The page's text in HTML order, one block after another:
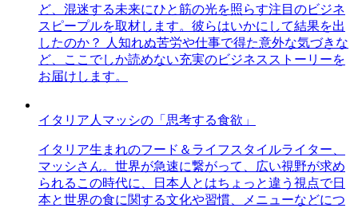
ど、混迷する未来にひと筋の光を照らす注目のビジネ
スピープルを取材します。彼らはいかにして結果を出
したのか？ 人知れぬ苦労や仕事で得た意外な気づきな
ど、ここでしか読めない充実のビジネスストーリーを
お届けします。
イタリア人マッシの「思考する食欲」
イタリア生まれのフード＆ライフスタイルライター、
マッシさん。世界が急速に繋がって、広い視野が求め
られるこの時代に、日本人とはちょっと違う視点で日
本と世界の食に関する文化や習慣、メニューなどにつ